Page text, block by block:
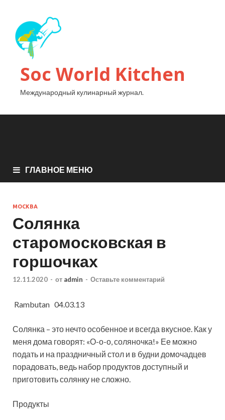
Soc World Kitchen
Международный кулинарный журнал.
ГЛАВНОЕ МЕНЮ
МОСКВА
Солянка
старомосковская в
горшочках
12.11.2020 - от admin - Оставьте комментарий
Rambutan 04.03.13
Солянка – это нечто особенное и всегда вкусное. Как у
меня дома говорят: «О-о-о, соляночка!» Ее можно
подать и на праздничный стол и в будни домочадцев
порадовать, ведь набор продуктов доступный и
приготовить солянку не сложно.
Продукты